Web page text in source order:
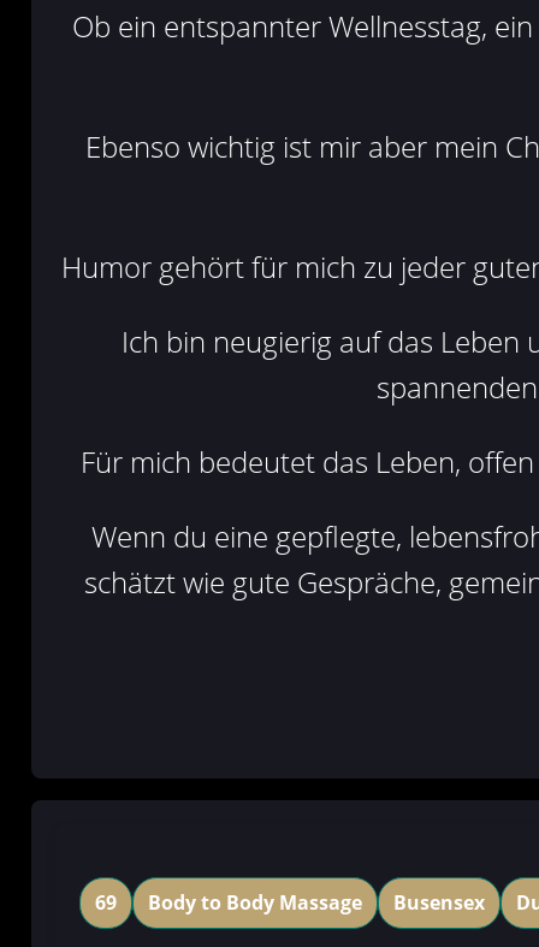
Ob ein entspannter Wellnesstag,
Ebenso wichtig ist mir aber mein
Humor gehört für mich zu jeder
Ich bin neugierig auf das
Für mich bedeutet das Leben,
Wenn du eine gepflegte,
schätzt wie gute Gespräche,
69 Body to Body Massage Busensex